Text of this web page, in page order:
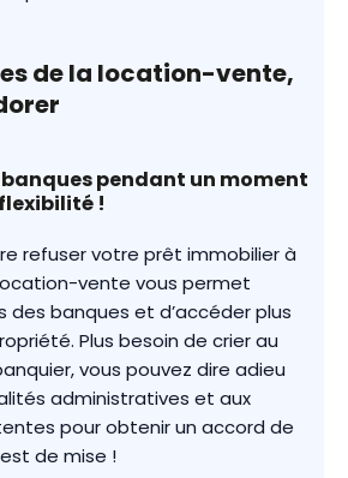
de la location-vente,
banques pendant un moment
!
refuser votre prêt immobilier à
vente vous permet
des banques et d’accéder plus
Plus besoin de crier au
vous pouvez dire adieu
administratives et aux
pour obtenir un accord de
de mise !